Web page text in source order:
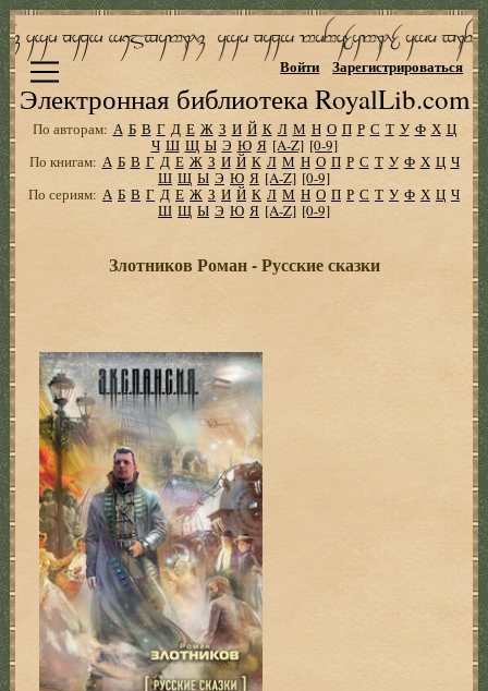
Электронная библиотека RoyalLib.com
Войти Зарегистрироваться
По авторам: А Б В Г Д Е Ж З И Й К Л М Н О П Р С Т У Ф Х Ц
Ч Ш Щ Ы Э Ю Я [A-Z] [0-9]
По книгам: А Б В Г Д Е Ж З И Й К Л М Н О П Р С Т У Ф Х Ц Ч
Ш Щ Ы Э Ю Я [A-Z] [0-9]
По сериям: А Б В Г Д Е Ж З И Й К Л М Н О П Р С Т У Ф Х Ц Ч
Ш Щ Ы Э Ю Я [A-Z] [0-9]
Злотников Роман - Русские сказки